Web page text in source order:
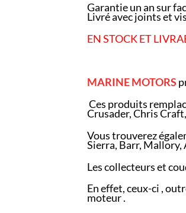
Garantie un an sur
Livré avec joints et
EN STOCK ET
MARINEMOTORS
Ces produits
Crusader, Chris
Vous trouverez
Sierra, Barr, Mallory,
Les collecteurs et
En effet, ceux-ci ,
moteur .